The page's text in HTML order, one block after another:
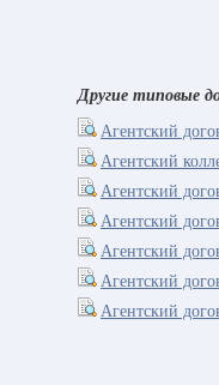
Другие типовые
Агентский
Агентский
Агентский
Агентский
Агентский
Агентский
Агентский